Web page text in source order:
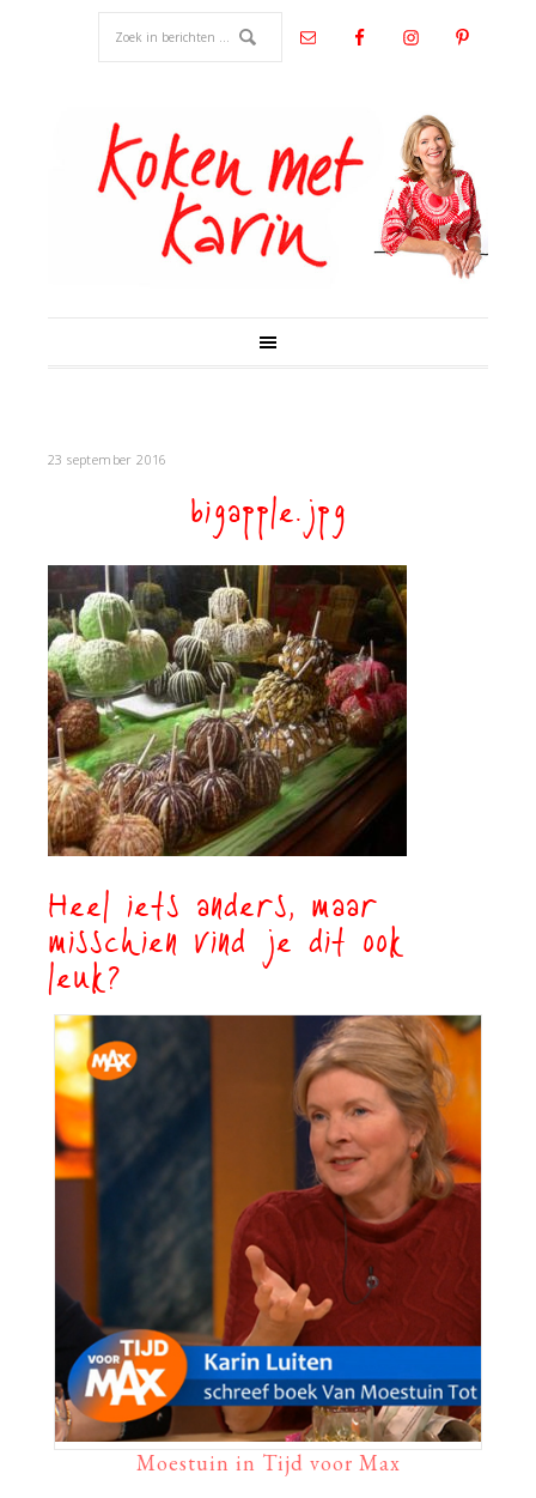
23 september 2016
bigapple.jpg
Heel iets anders, maar
misschien vind je dit ook
leuk?
Moestuin in Tijd voor Max